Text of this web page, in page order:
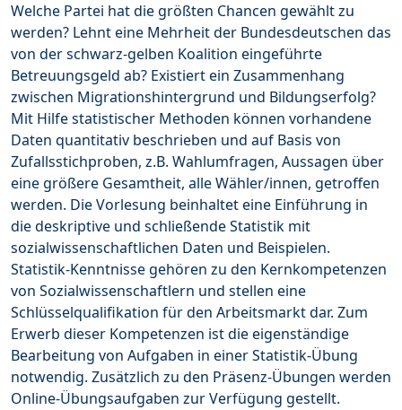
Welche Partei hat die größten Chancen gewählt zu
werden? Lehnt eine Mehrheit der Bundesdeutschen das
von der schwarz-gelben Koalition eingeführte
Betreuungsgeld ab? Existiert ein Zusammenhang
zwischen Migrationshintergrund und Bildungserfolg?
Mit Hilfe statistischer Methoden können vorhandene
Daten quantitativ beschrieben und auf Basis von
Zufallsstichproben, z.B. Wahlumfragen, Aussagen über
eine größere Gesamtheit, alle Wähler/innen, getroffen
werden. Die Vorlesung beinhaltet eine Einführung in
die deskriptive und schließende Statistik mit
sozialwissenschaftlichen Daten und Beispielen.
Statistik-Kenntnisse gehören zu den Kernkompetenzen
von Sozialwissenschaftlern und stellen eine
Schlüsselqualifikation für den Arbeitsmarkt dar. Zum
Erwerb dieser Kompetenzen ist die eigenständige
Bearbeitung von Aufgaben in einer Statistik-Übung
notwendig. Zusätzlich zu den Präsenz-Übungen werden
Online-Übungsaufgaben zur Verfügung gestellt.